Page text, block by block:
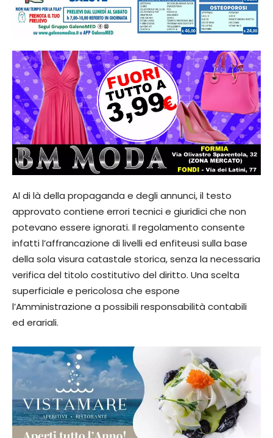
Al di là della propaganda e degli annunci, il testo
approvato contiene errori tecnici e giuridici che non
potevano essere ignorati. Il regolamento consente
infatti l’affrancazione di livelli ed enfiteusi sulla base
della sola visura catastale storica, senza la necessaria
verifica del titolo costitutivo del diritto. Una scelta
superficiale e pericolosa che espone
l’Amministrazione a possibili responsabilità contabili
ed erariali.